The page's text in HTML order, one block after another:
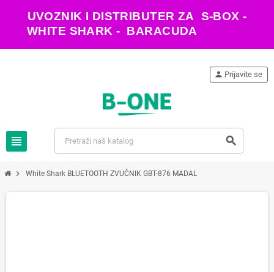
UVOZNIK I DISTRIBUTER ZA S-BOX -
WHITE SHARK - BARACUDA
view_headline search
person Prijavite se
chevron_right White Shark BLUETOOTH ZVUČNIK GBT-876 MADAL